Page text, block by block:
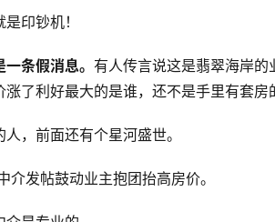
印钞机！
条假消息。 有人传言说这是翡翠海岸
了利好最大的是谁，还不是手里有套房
，前面还有个星河盛世。
发帖鼓动业主抱团抬高房价。